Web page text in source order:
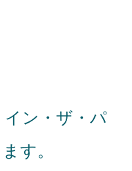
イン・ザ・パ
す。